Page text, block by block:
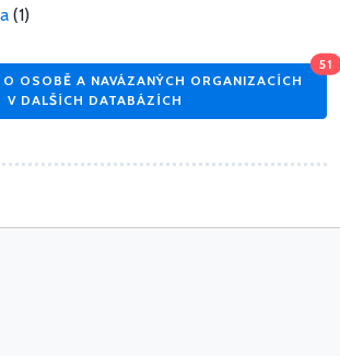
(1)
OSOBĚ A NAVÁZANÝCH ORGANIZACÍCH
V DALŠÍCH DATABÁZÍCH
51